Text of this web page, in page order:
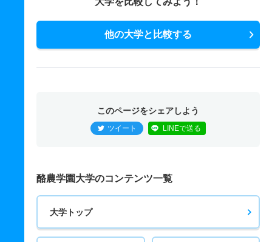
他の大学と比較する
このページをシェアしよう
ツイート LINEで送る
酪農学園大学のコンテンツ一覧
大学トップ